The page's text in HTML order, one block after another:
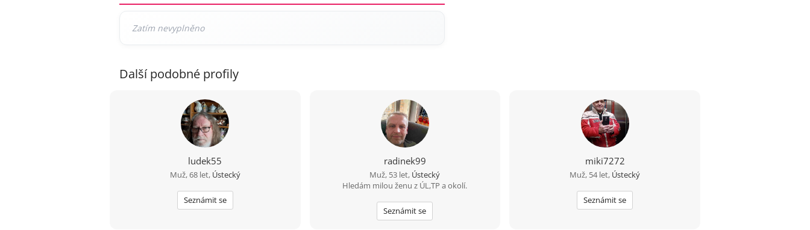
Další podobné profily
ludek55
Muž, 68 let, Ústecký
Seznámit se
radinek99
Muž, 53 let, Ústecký
Hledám milou ženu z ÚL,TP a okolí.
Seznámit se
miki7272
Muž, 54 let, Ústecký
Seznámit se